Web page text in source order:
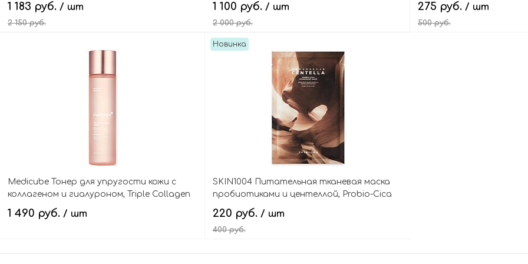
1 183 руб. / шт
2 150 руб.
В корзину
1 100 руб. / шт
2 000 руб.
В корзину
Mask
275 руб. / шт
500 руб.
Medicube Тонер для упругости кожи с
коллагеном и гиалуроном, Triple Collagen
Toner
1 490 руб. / шт
Новинка
SKIN1004 Питательная тканевая маска
пробиотиками и центеллой, Probio-Cica
Nourishing Mask,
220 руб. / шт
400 руб.